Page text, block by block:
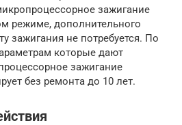
зажигание
режиме, дополнительного
зажигания не потребуется. По
которые дают
зажигание
без ремонта до 10 лет.